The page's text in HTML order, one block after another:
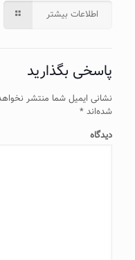
اطلاعات بیشتر
پاسخی بگذارید
نشانی ایمیل شما منتشر
شده‌اند *
دیدگاه